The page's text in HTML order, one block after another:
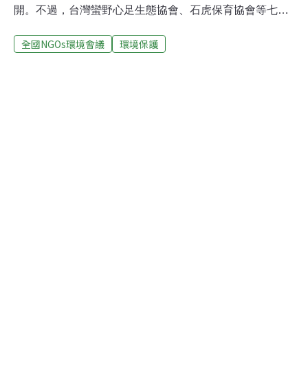
開。不過，台灣蠻野心足生態協會、石虎保育協會等七個
堂」，並表示他們提出的遊蕩動物議題屢遭特定動保團體
全國NGOs環境會議 環境保護